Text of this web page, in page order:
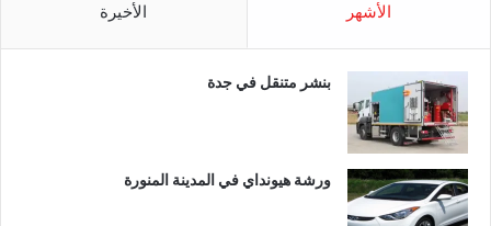
الأشهر الأخيرة
بنشر متنقل في جدة
ورشة هيونداي في المدينة المنورة